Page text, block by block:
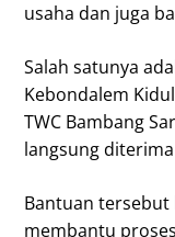
usaha dan juga
Salah satunya
Kebondalem
TWC Bambang
langsung
Bantuan tersebut
membantu